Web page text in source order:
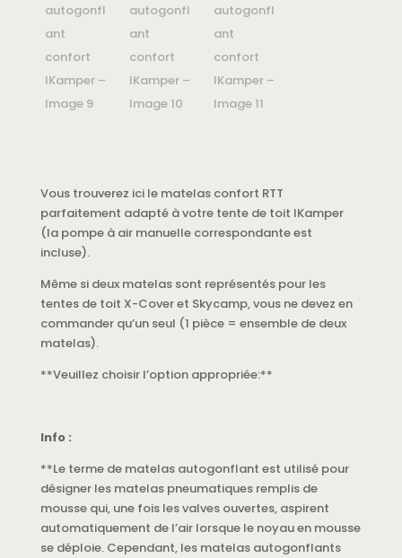
Vous trouverez ici le matelas confort RTT
parfaitement adapté à votre tente de toit IKamper
(la pompe à air manuelle correspondante est
incluse).
Même si deux matelas sont représentés pour les
tentes de toit X-Cover et Skycamp, vous ne devez en
commander qu’un seul (1 pièce = ensemble de deux
matelas).
**Veuillez choisir l’option appropriée:**
Info :
**Le terme de matelas autogonflant est utilisé pour
désigner les matelas pneumatiques remplis de
mousse qui, une fois les valves ouvertes, aspirent
automatiquement de l’air lorsque le noyau en mousse
se déploie. Cependant, les matelas autogonflants